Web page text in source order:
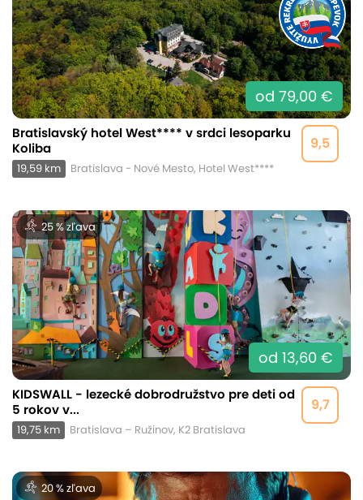
od 79,00 €
9,5
Bratislavský hotel West**** v srdci lesoparku
Koliba
19,59 km Bratislava - Nové Mesto, Hotel West****
25 % zľava
od 13,60 €
9,7
KIDSWALL - lezecké dobrodružstvo pre deti od
5 rokov v...
19,75 km Bratislava – Ružinov, K2 Bratislava
20 % zľava